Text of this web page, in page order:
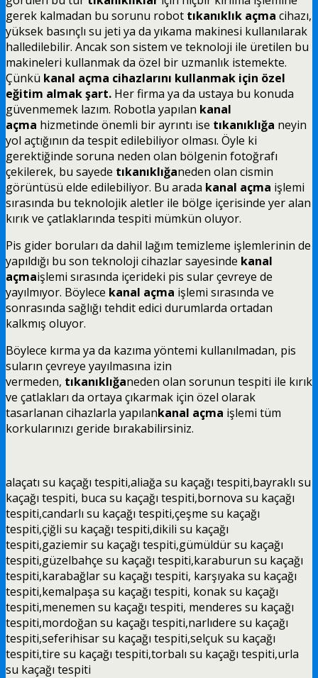
gerek kalmadan bu sorunu robot tıkanıklık açma cihazı,
yüksek basınçlı su jeti ya da yıkama makinesi kullanılarak
halledilebilir. Ancak son sistem ve teknoloji ile üretilen bu
makineleri kullanmak da özel bir uzmanlık istemekte.
Çünkü kanal açma cihazlarını kullanmak için özel
eğitim almak şart. Her firma ya da ustaya bu konuda
güvenmemek lazım. Robotla yapılan kanal
açma hizmetinde önemli bir ayrıntı ise tıkanıklığa neyin
yol açtığının da tespit edilebiliyor olması. Öyle ki
gerektiğinde soruna neden olan bölgenin fotoğrafı
çekilerek, bu sayede tıkanıklığaneden olan cismin
görüntüsü elde edilebiliyor. Bu arada kanal açma işlemi
sırasında bu teknolojik aletler ile bölge içerisinde yer alan
kırık ve çatlaklarında tespiti mümkün oluyor.
Pis gider boruları da dahil lağım temizleme işlemlerinin de
yapıldığı bu son teknoloji cihazlar sayesinde kanal
açmaişlemi sırasında içerideki pis sular çevreye de
yayılmıyor. Böylece kanal açma işlemi sırasında ve
sonrasında sağlığı tehdit edici durumlarda ortadan
kalkmış oluyor.
Böylece kırma ya da kazıma yöntemi kullanılmadan, pis
suların çevreye yayılmasına izin
vermeden, tıkanıklığaneden olan sorunun tespiti ile kırık
ve çatlakları da ortaya çıkarmak için özel olarak
tasarlanan cihazlarla yapılankanal açma işlemi tüm
korkularınızı geride bırakabilirsiniz.
alaçatı su kaçağı tespiti,aliağa su kaçağı tespiti,bayraklı su
kaçağı tespiti, buca su kaçağı tespiti,bornova su kaçağı
tespiti,candarlı su kaçağı tespiti,çeşme su kaçağı
tespiti,çiğli su kaçağı tespiti,dikili su kaçağı
tespiti,gaziemirsu kaçağı tespiti,gümüldürsu kaçağı
tespiti,güzelbahçe su kaçağı tespiti,karaburun su kaçağı
tespiti,karabağlarsu kaçağı tespiti, karşıyaka su kaçağı
tespiti,kemalpaşa su kaçağı tespiti, konaksu kaçağı
tespiti,menemen su kaçağı tespiti, menderes su kaçağı
tespiti,mordoğan su kaçağı tespiti,narlıdere su kaçağı
tespiti,seferihisarsu kaçağı tespiti,selçuksu kaçağı
tespiti,tire su kaçağı tespiti,torbalı su kaçağı tespiti,urla
su kaçağı tespiti